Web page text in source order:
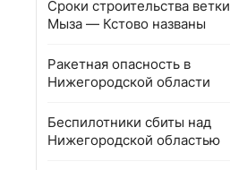
Сроки строительства ветки
Мыза — Кстово названы
Ракетная опасность в
Нижегородской области
Беспилотники сбиты над
Нижегородской областью